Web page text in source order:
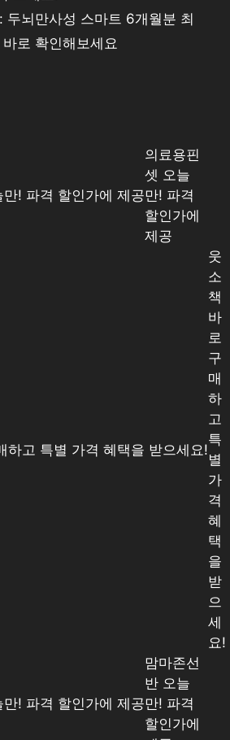
두뇌만사성 스마트 6개월분 최
로 확인해보세요
의료용핀
셋 오늘
만! 파격
할인가에
제공
웃
소
책
바
로
구
매
하
고
특
별
가
격
혜
택
을
받
으
세
요!
맘마존선
반 오늘
만! 파격
할인가에